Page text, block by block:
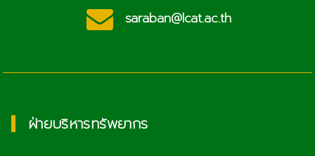
saraban@lcat.ac.th
ฝ่ายบริหารทรัพยากร